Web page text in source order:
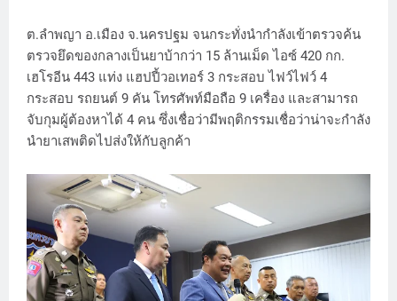
ต.ลําพญา อ.เมือง จ.นครปฐม จนกระทั่งนํากําลังเข้าตรวจค้น
ตรวจยึดของกลางเป็นยาบ้ากว่า 15 ล้านเม็ด ไอซ์ 420 กก.
เฮโรอีน 443 แท่ง แฮปปี้วอเทอร์ 3 กระสอบ ไฟว์ไฟว์ 4
กระสอบ รถยนต์ 9 คัน โทรศัพท์มือถือ 9 เครื่อง และสามารถ
จับกุมผู้ต้องหาได้ 4 คน ซึ่งเชื่อว่ามีพฤติกรรมเชื่อว่าน่าจะกำลัง
นำยาเสพติดไปส่งให้กับลูกค้า